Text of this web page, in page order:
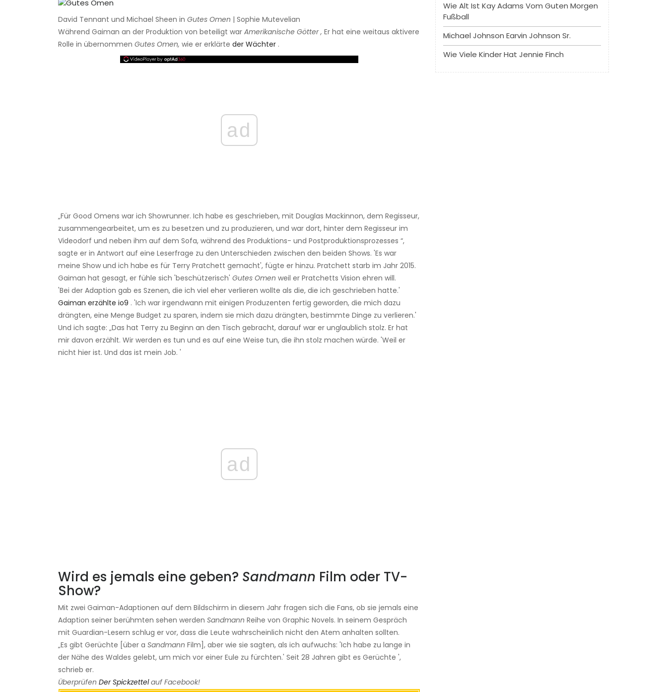
David Tennant und Michael Sheen in Gutes Omen | Sophie Mutevelian
Während Gaiman an der Produktion von beteiligt war Amerikanische Götter , Er hat eine weitaus aktivere
Rolle in übernommen Gutes Omen, wie er erklärte der Wächter .
ad
„Für Good Omens war ich Showrunner. Ich habe es geschrieben, mit Douglas Mackinnon, dem Regisseur,
zusammengearbeitet, um es zu besetzen und zu produzieren, und war dort, hinter dem Regisseur im
Videodorf und neben ihm auf dem Sofa, während des Produktions- und Postproduktionsprozesses “,
sagte er in Antwort auf eine Leserfrage zu den Unterschieden zwischen den beiden Shows. 'Es war
meine Show und ich habe es für Terry Pratchett gemacht', fügte er hinzu. Pratchett starb im Jahr 2015.
Gaiman hat gesagt, er fühle sich 'beschützerisch' Gutes Omen weil er Pratchetts Vision ehren will.
'Bei der Adaption gab es Szenen, die ich viel eher verlieren wollte als die, die ich geschrieben hatte.'
Gaiman erzählte io9 . 'Ich war irgendwann mit einigen Produzenten fertig geworden, die mich dazu
drängten, eine Menge Budget zu sparen, indem sie mich dazu drängten, bestimmte Dinge zu verlieren.'
Und ich sagte: „Das hat Terry zu Beginn an den Tisch gebracht, darauf war er unglaublich stolz. Er hat
mir davon erzählt. Wir werden es tun und es auf eine Weise tun, die ihn stolz machen würde. 'Weil er
nicht hier ist. Und das ist mein Job. '
ad
Wird es jemals eine geben? Sandmann Film oder TV-
Show?
Mit zwei Gaiman-Adaptionen auf dem Bildschirm in diesem Jahr fragen sich die Fans, ob sie jemals eine
Adaption seiner berühmten sehen werden Sandmann Reihe von Graphic Novels. In seinem Gespräch
mit Guardian-Lesern schlug er vor, dass die Leute wahrscheinlich nicht den Atem anhalten sollten.
„Es gibt Gerüchte [über a Sandmann Film], aber wie sie sagten, als ich aufwuchs: 'Ich habe zu lange in
der Nähe des Waldes gelebt, um mich vor einer Eule zu fürchten.' Seit 28 Jahren gibt es Gerüchte ',
schrieb er.
Überprüfen Der Spickzettelauf Facebook!
Wie Alt Ist Kay Adams Vom Guten Morgen
Fußball
Michael Johnson Earvin Johnson Sr.
Wie Viele Kinder Hat Jennie Finch